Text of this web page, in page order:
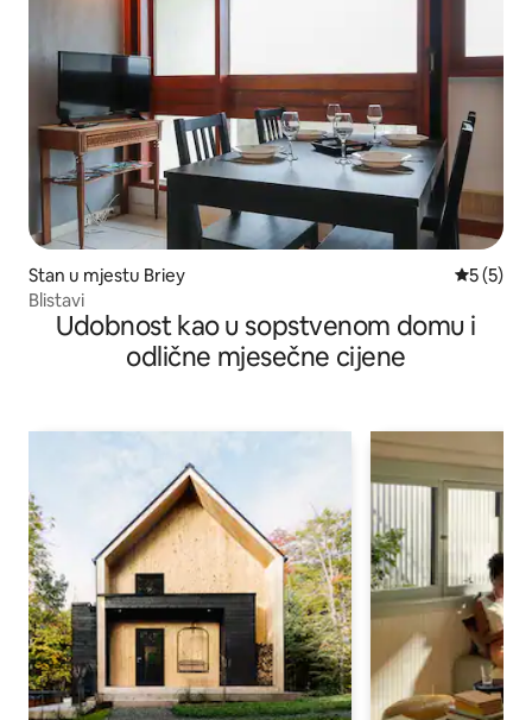
Stan u mjestu Briey
5 (5)
Blistavi
Udobnost kao u sopstvenom domu i
odlične mjesečne cijene